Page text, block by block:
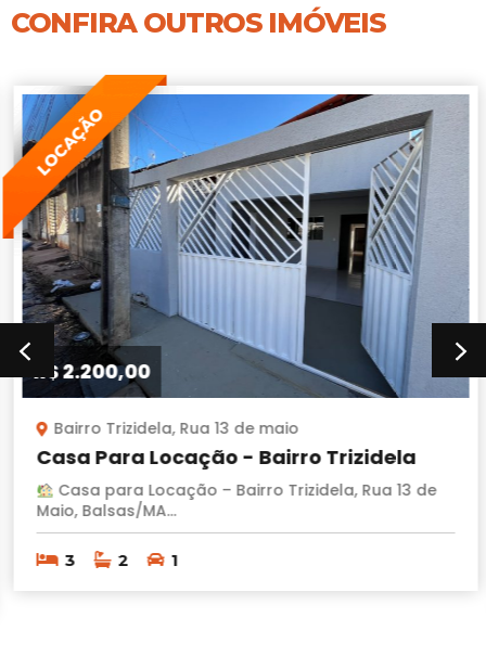
CONFIRA OUTROS IMÓVEIS
LOCAÇÃO
R$ 2.200,00
Bairro Trizidela, Rua 13 de maio
Casa Para Locação - Bairro Trizidela
Casa para Locação – Bairro Trizidela, Rua 13 de
Maio, Balsas/MA...
3 2 1